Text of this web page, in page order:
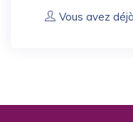
Vous avez